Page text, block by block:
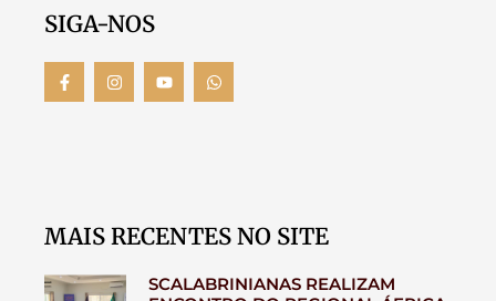
SIGA-NOS
MAIS RECENTES NO SITE
SCALABRINIANAS REALIZAM